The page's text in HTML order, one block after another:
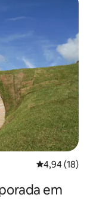
4,94 de uma
4,94 (18)
em